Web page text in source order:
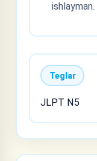
ishlayman.
Teglar
JLPT N5